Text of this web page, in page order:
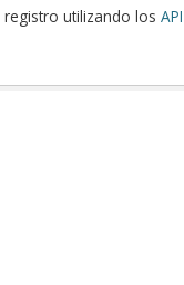
utilizando los API